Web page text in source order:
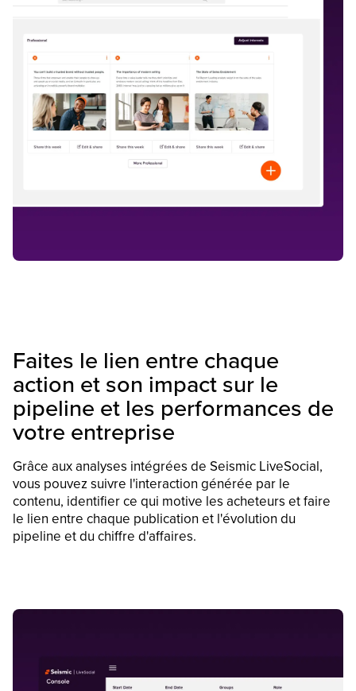
Faites le lien entre chaque
action et son impact sur le
pipeline et les performances de
votre entreprise
Grâce aux analyses intégrées de Seismic LiveSocial,
vous pouvez suivre l'interaction générée par le
contenu, identifier ce qui motive les acheteurs et faire
le lien entre chaque publication et l'évolution du
pipeline et du chiffre d'affaires.